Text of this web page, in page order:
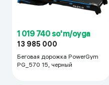
1 019 740 so'm/oyga
13 985 000
Беговая дорожка PowerGym
PG_570 15, черный